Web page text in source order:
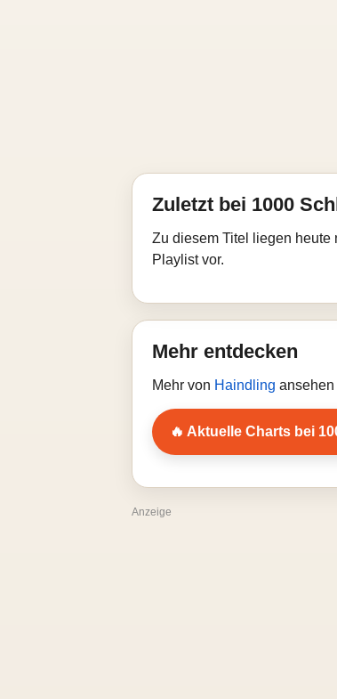
Zuletzt bei 1000
Zu diesem Titel liegen heute
Playlist vor.
Mehr entdecken
Mehr von Haindling
🔥 Aktuelle Charts bei
Anzeige